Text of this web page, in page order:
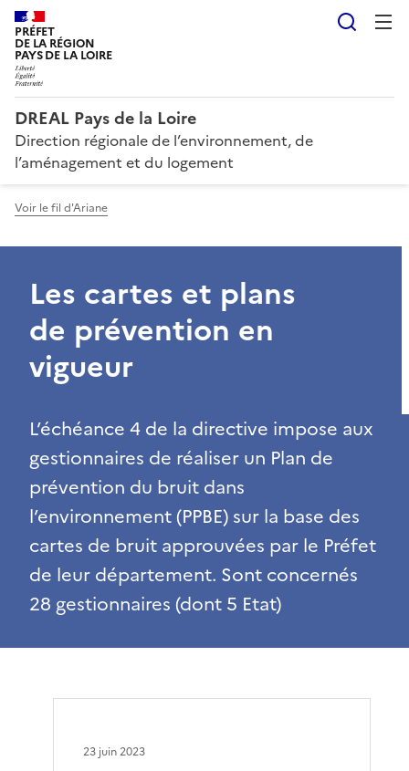
PRÉFET
DE LA RÉGION
PAYS DE LA LOIRE
DREAL Pays de la Loire
Direction régionale de l’environnement, de
l’aménagement et du logement
Voir le fil d'Ariane
Les cartes et plans
de prévention en
vigueur
L’échéance 4 de la directive impose aux
gestionnaires de réaliser un Plan de
prévention du bruit dans
l’environnement (PPBE) sur la base des
cartes de bruit approuvées par le Préfet
de leur département. Sont concernés
28 gestionnaires (dont 5 Etat)
23 juin 2023